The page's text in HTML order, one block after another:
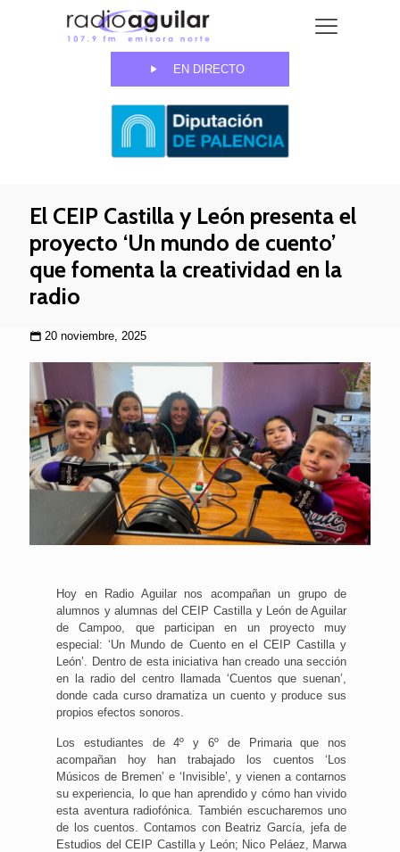
EN DIRECTO
El CEIP Castilla y León presenta el
proyecto ‘Un mundo de cuento’
que fomenta la creatividad en la
radio
20 noviembre, 2025
Hoy en Radio Aguilar nos acompañan un grupo de
alumnos y alumnas del CEIP Castilla y León de Aguilar
de Campoo, que participan en un proyecto muy
especial: ‘Un Mundo de Cuento en el CEIP Castilla y
León’. Dentro de esta iniciativa han creado una sección
en la radio del centro llamada ‘Cuentos que suenan’,
donde cada curso dramatiza un cuento y produce sus
propios efectos sonoros.
Los estudiantes de 4º y 6º de Primaria que nos
acompañan hoy han trabajado los cuentos ‘Los
Músicos de Bremen’ e ‘Invisible’, y vienen a contarnos
su experiencia, lo que han aprendido y cómo han vivido
esta aventura radiofónica. También escucharemos uno
de los cuentos. Contamos con Beatriz García, jefa de
Estudios del CEIP Castilla y León; Nico Peláez, Marwa